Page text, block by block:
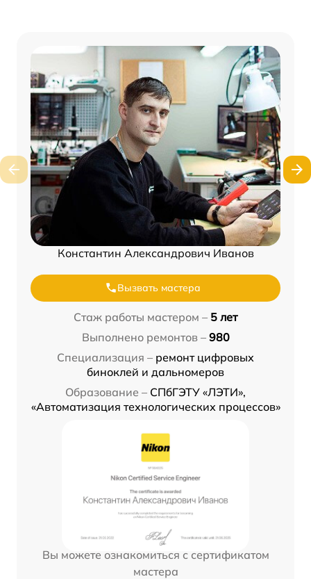
Константин Александрович Иванов
Вызвать мастера
Стаж работы мастером – 5 лет
Выполнено ремонтов – 980
Специализация – ремонт цифровых
биноклей и дальномеров
Образование – СПбГЭТУ «ЛЭТИ»,
«Автоматизация технологических процессов»
Вы можете ознакомиться с сертификатом
мастера